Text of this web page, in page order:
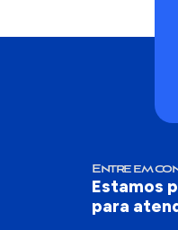
Entre em
Estamos
para